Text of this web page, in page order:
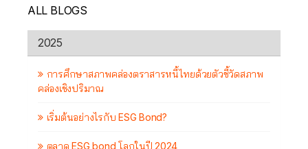
ALL BLOGS
2025
การศึกษาสภาพคล่องตราสารหนี้ไทยด้วยตัวชี้วัดสภาพ
คล่องเชิงปริมาณ
เริ่มต้นอย่างไรกับ ESG Bond?
ตลาด ESG bond โลกในปี 2024